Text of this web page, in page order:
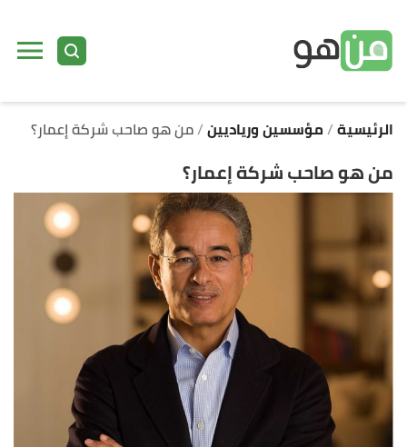
الرئيسية مؤسسين ورياديين من هو صاحب شركة إعمار؟
من هو صاحب شركة إعمار؟